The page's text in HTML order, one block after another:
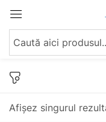
Afișez singurul